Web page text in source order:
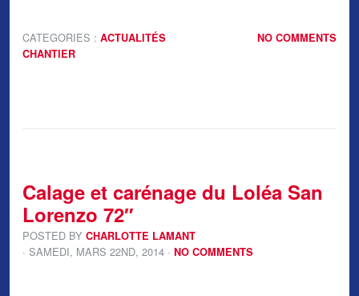
NO COMMENTS
CATEGORIES : ACTUALITÉS
CHANTIER
Calage et carénage du Loléa San
Lorenzo 72″
POSTED BY CHARLOTTE LAMANT
· SAMEDI, MARS 22ND, 2014 · NO COMMENTS